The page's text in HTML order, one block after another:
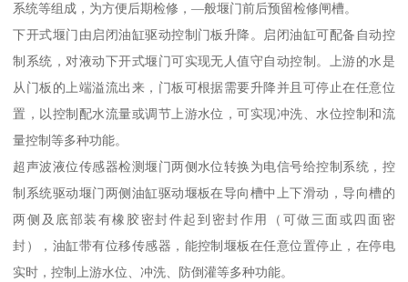
系统等组成，为方便后期检修，—般堰门前后预留检修闸槽。
下开式堰门由启闭油缸驱动控制门板升降。启闭油缸可配备自动控
制系统，对液动下开式堰门可实现无人值守自动控制。上游的水是
从门板的上端溢流出来，门板可根据需要升降并且可停止在任意位
置，以控制配水流量或调节上游水位，可实现冲洗、水位控制和流
量控制等多种功能。
超声波液位传感器检测堰门两侧水位转换为电信号给控制系统，控
制系统驱动堰门两侧油缸驱动堰板在导向槽中上下滑动，导向槽的
两侧及底部装有橡胶密封件起到密封作用（可做三面或四面密
封），油缸带有位移传感器，能控制堰板在任意位置停止，在停电
实时，控制上游水位、冲洗、防倒灌等多种功能。